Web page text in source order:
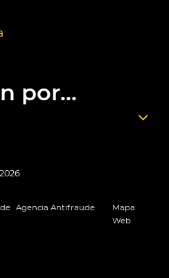
por...
2026
Agencia Antifraude
Mapa
Web